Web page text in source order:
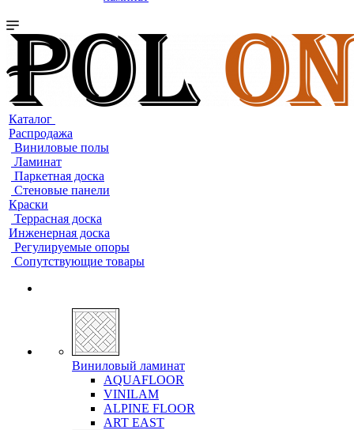
Каталог
Распродажа
Виниловые полы
Ламинат
Паркетная доска
Стеновые панели
Краски
Террасная доска
Инженерная доска
Регулируемые опоры
Сопутствующие товары
Виниловый ламинат
AQUAFLOOR
VINILAM
ALPINE FLOOR
ART EAST